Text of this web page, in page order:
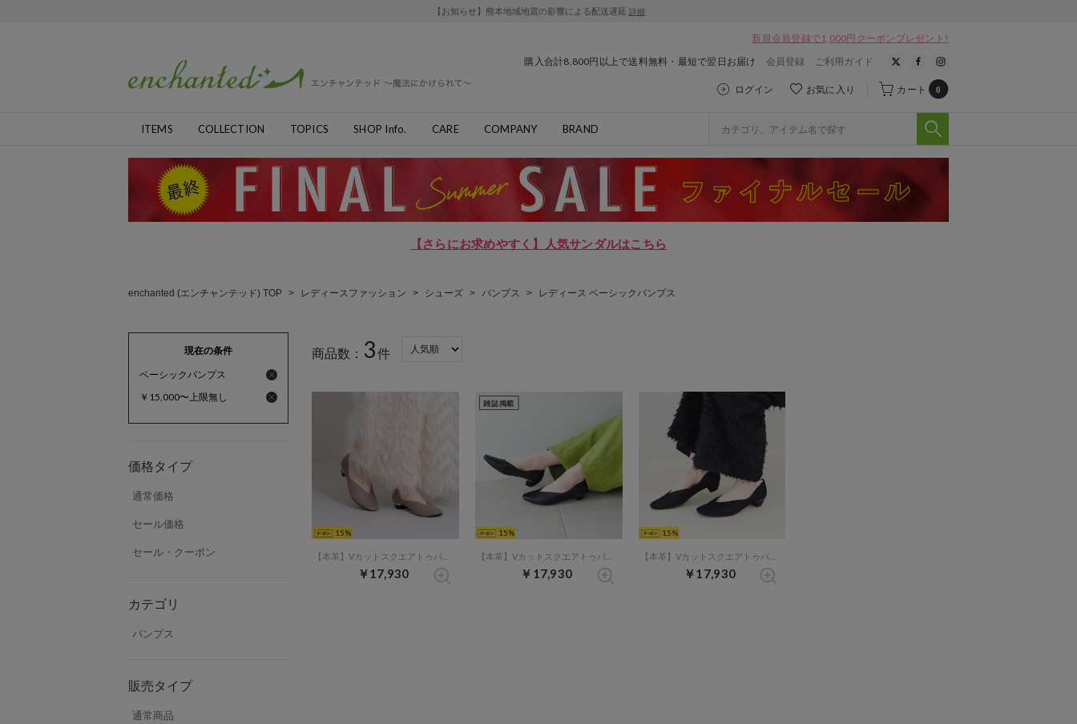
【お知らせ】熊本地域地震の影響による配送遅延 詳細
新規会員登録で1,000円クーポンプレゼント!
購入合計8,800円以上で送料無料・最短で翌日お届け
会員登録 ご利用ガイド
ログイン お気に入り カート 0
ITEMS COLLECTION TOPICS SHOP Info. CARE COMPANY BRAND
【さらにお求めやすく】人気サンダルはこちら
enchanted (エンチャンテッド) TOP > レディースファッション > シューズ > パンプス > レディース ベーシックパンプス
現在の条件
ベーシックパンプス
￥15,000〜上限無し
価格タイプ
通常価格
セール価格
セール・クーポン
カテゴリ
パンプス
販売タイプ
通常商品
商品数： 3件
15
￥17,930
雑誌掲載
15
￥17,930
15
【本革】Vカットスクエアトゥパンプス （ブラックメタリック）
￥17,930